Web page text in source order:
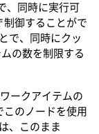
、同時に実行可
制御することがで
で、同時にクッ
の数を制限する
ークアイテムの
このノードを使用
、このまま